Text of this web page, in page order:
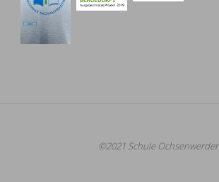
©2021 Schule Ochsenwerder